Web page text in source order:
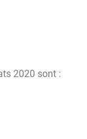
2020 sont :